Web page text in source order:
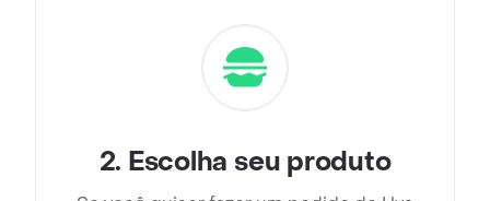
2. Escolha seu produto